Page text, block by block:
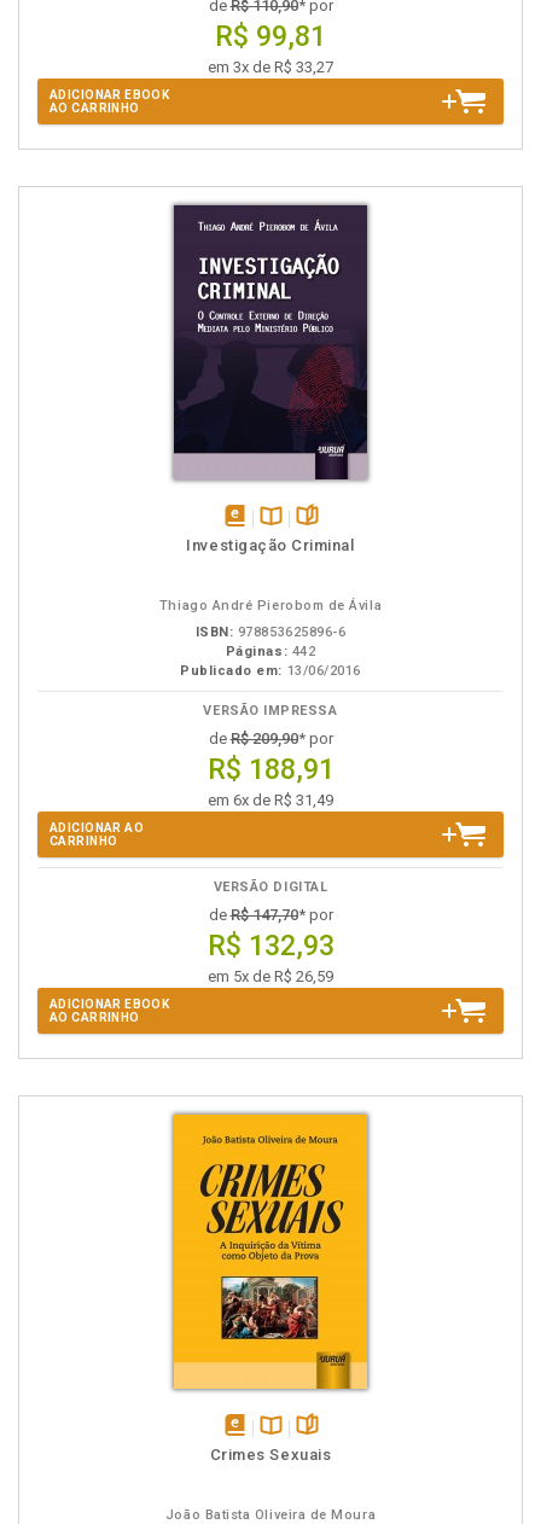
deR$ 110,90* por
R$ 99,81
em 3x de R$ 33,27
ADICIONAR EBOOK
AO CARRINHO
disponívelDisponível
páginas
Investigação Criminal
Thiago André Pierobom de Ávila
ISBN: 978853625896-6
Páginas: 442
Publicado em: 13/06/2016
VERSÃO IMPRESSA
deR$ 209,90* por
R$ 188,91
em 6x de R$ 31,49
ADICIONAR AO
CARRINHO
VERSÃO DIGITAL
deR$ 147,70* por
R$ 132,93
em 5x de R$ 26,59
ADICIONAR EBOOK
AO CARRINHO
disponível
Disponível
páginas
Crimes Sexuais
João Batista Oliveira de Moura